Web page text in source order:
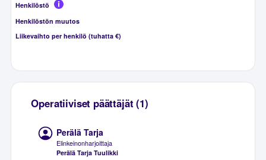
Henkilöstö
Henkilöstön muutos
Liikevaihto per henkilö (tuhatta €)
Operatiiviset päättäjät (1)
Perälä Tarja
Elinkeinonharjoittaja
Perälä Tarja Tuulikki